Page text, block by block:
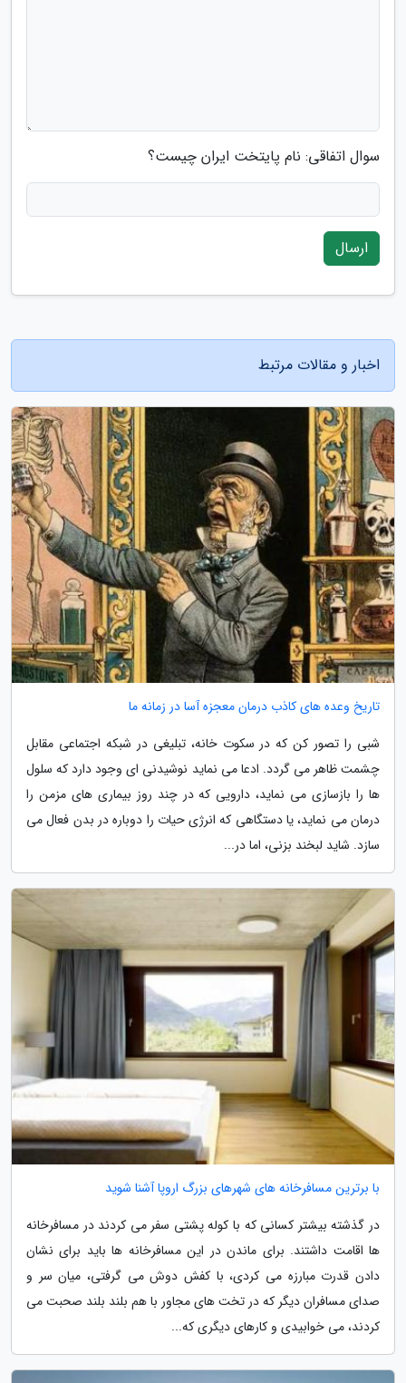
سوال اتفاقی: نام پایتخت ایران چیست؟
ارسال
اخبار و مقالات مرتبط
تاریخ وعده های کاذب درمان معجزه آسا در زمانه ما
شبی را تصور کن که در سکوت خانه، تبلیغی در شبکه اجتماعی مقابل
چشمت ظاهر می گردد. ادعا می نماید نوشیدنی ای وجود دارد که سلول
ها را بازسازی می نماید، دارویی که در چند روز بیماری های مزمن را
درمان می نماید، یا دستگاهی که انرژی حیات را دوباره در بدن فعال می
سازد. شاید لبخند بزنی، اما در...
با برترین مسافرخانه های شهرهای بزرگ اروپا آشنا شوید
در گذشته بیشتر کسانی که با کوله پشتی سفر می کردند در مسافرخانه
ها اقامت داشتند. برای ماندن در این مسافرخانه ها باید برای نشان
دادن قدرت مبارزه می کردی، با کفش دوش می گرفتی، میان سر و
صدای مسافران دیگر که در تخت های مجاور با هم بلند بلند صحبت می
کردند، می خوابیدی و کارهای دیگری که...